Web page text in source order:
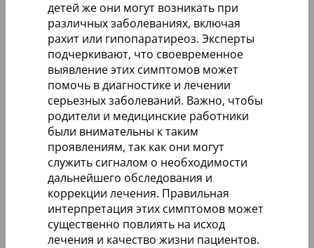
детей же они могут возникать при
различных заболеваниях, включая
рахит или гипопаратиреоз. Эксперты
подчеркивают, что своевременное
выявление этих симптомов может
помочь в диагностике и лечении
серьезных заболеваний. Важно, чтобы
родители и медицинские работники
были внимательны к таким
проявлениям, так как они могут
служить сигналом о необходимости
дальнейшего обследования и
коррекции лечения. Правильная
интерпретация этих симптомов может
существенно повлиять на исход
лечения и качество жизни пациентов.